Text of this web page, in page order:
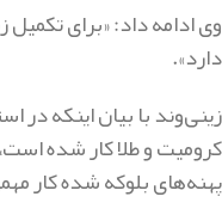
وی ادامه داد: «برای
دارد».
زینی‌وند با بیان اینکه
کرومیت و طلا کار شده
پهنه‌های بلوکه شده کار